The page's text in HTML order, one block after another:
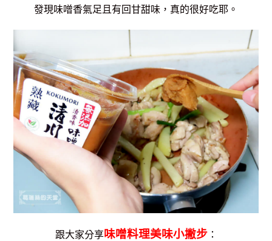
發現味噌香氣足且有回甘甜味，真的很好吃耶。
跟大家分享味噌料理美味小撇步：